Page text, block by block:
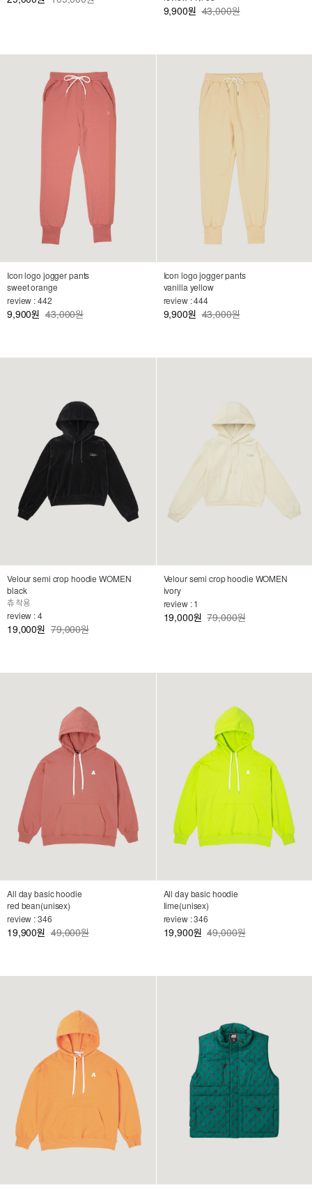
9,900원 43,000원
Icon logo jogger pants
sweet orange
review : 442
9,900원 43,000원
Icon logo jogger pants
vanilla yellow
review : 444
9,900원 43,000원
Velour semi crop hoodie WOMEN
black
츄 착용
review : 4
19,000원 79,000원
Velour semi crop hoodie WOMEN
ivory
review : 1
19,000원 79,000원
All day basic hoodie
red bean(unisex)
review : 346
19,900원 49,000원
All day basic hoodie
lime(unisex)
review : 346
19,900원 49,000원